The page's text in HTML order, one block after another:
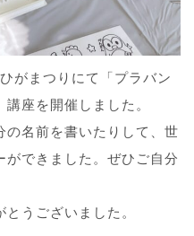
がまつりにて「プラバン
座を開催しました。
の名前を書いたりして、世
できました。ぜひご自分
うございました。